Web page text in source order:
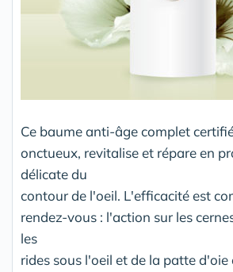
Ce baume anti-âge complet
onctueux, revitalise et répare en
délicate du
contour de l'oeil. L'efficacité est
rendez-vous : l'action sur les
les
rides sous l'oeil et de la patte d'oie